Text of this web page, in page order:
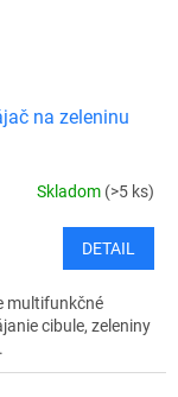
na zeleninu
Skladom (>5 ks)
DETAIL
multifunkčné
cibule, zeleniny